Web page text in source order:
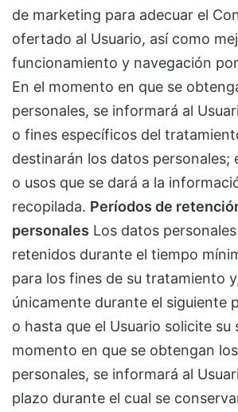
de marketing para adecuar el
ofertado al Usuario, así como
funcionamiento y navegación
En el momento en que se
personales, se informará al
o fines específicos del
destinarán los datos personales;
o usos que se dará a la
recopilada. Períodos de
personales Los datos
retenidos durante el tiempo
para los fines de su tratamiento
únicamente durante el siguiente
o hasta que el Usuario solicite su
momento en que se obtengan
personales, se informará al
plazo durante el cual se